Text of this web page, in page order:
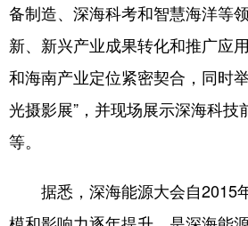
备制造、深海科考和智慧海洋等
新、新兴产业成果转化和推广应
和海南产业定位紧密契合，同时
光摄影展”，并现场展示深海科技
等。
据悉，深海能源大会自2015